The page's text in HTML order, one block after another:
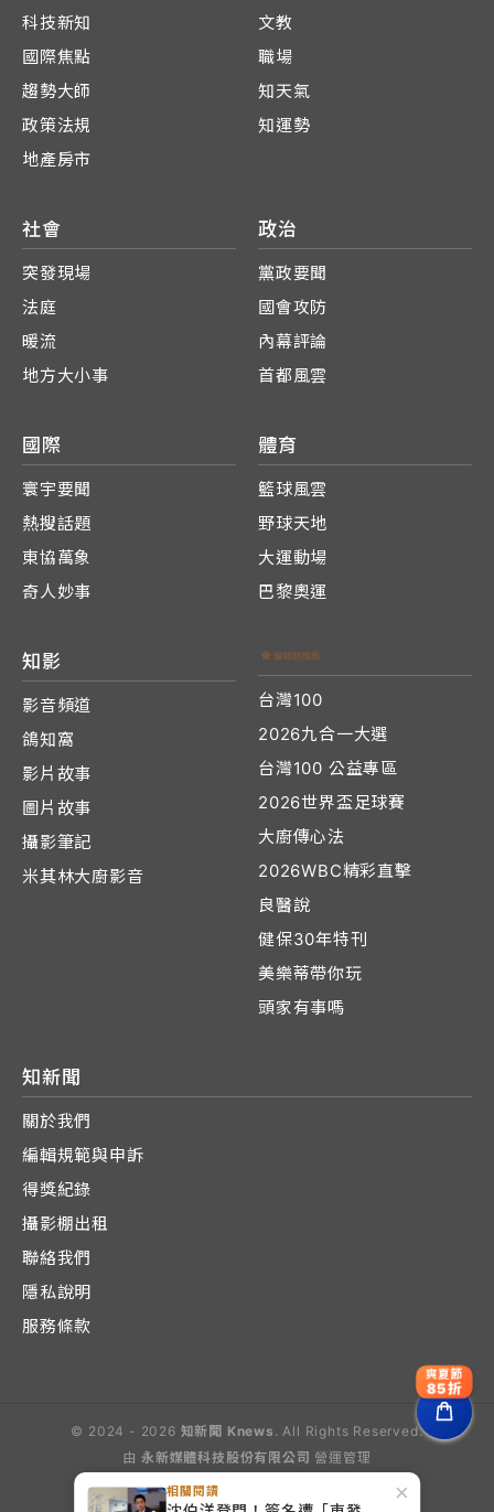
×
相關閱讀
科技新知
國際焦點
趨勢大師
政策法規
地產房市
文教
職場
知天氣
知運勢
社會
突發現場
法庭
暖流
地方大小事
政治
黨政要聞
國會攻防
內幕評論
首都風雲
國際
寰宇要聞
熱搜話題
東協萬象
奇人妙事
體育
籃球風雲
野球天地
大運動場
巴黎奧運
知影
影音頻道
鴿知窩
影片故事
圖片故事
攝影筆記
米其林大廚影音
台灣100
2026九合一大選
台灣100 公益專區
2026世界盃足球賽
大廚傳心法
2026WBC精彩直擊
良醫說
健保30年特刊
美樂蒂帶你玩
頭家有事嗎
知新聞
關於我們
編輯規範與申訴
得獎紀錄
攝影棚出租
聯絡我們
隱私說明
服務條款
© 2024 - 2026 知新聞 Knews . All Rights Reserved.
由 永新媒體科技股份有限公司 營運管理
爽夏節
85折